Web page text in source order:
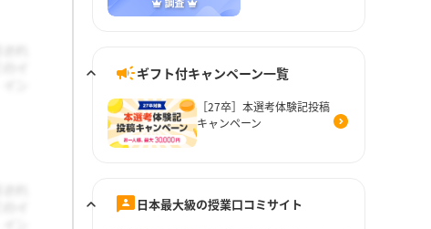
ギフト付キャンペーン一覧
［27卒］本選考体験記投稿
キャンペーン
日本最大級の授業口コミサイト